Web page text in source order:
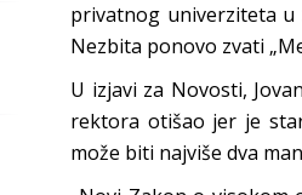
privatnog univerziteta u
Nezbita ponovo zvati
U izjavi za Novosti,
rektora otišao jer je
može biti najviše dva